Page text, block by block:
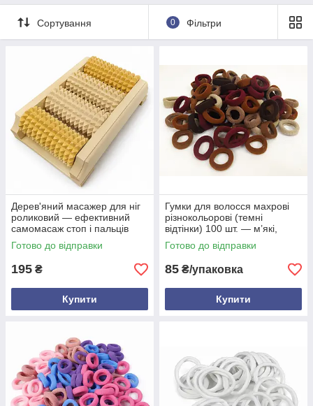
Сортування 0 Фільтри
Дерев'яний масажер для ніг
роликовий — ефективний
самомасаж стоп і пальців
Готово до відправки
195 ₴
Купити
Гумки для волосся махрові
різнокольорові (темні
відтінки) 100 шт. — м’які,
еластичні, не травмують
волосся
Готово до відправки
85 ₴/упаковка
Купити